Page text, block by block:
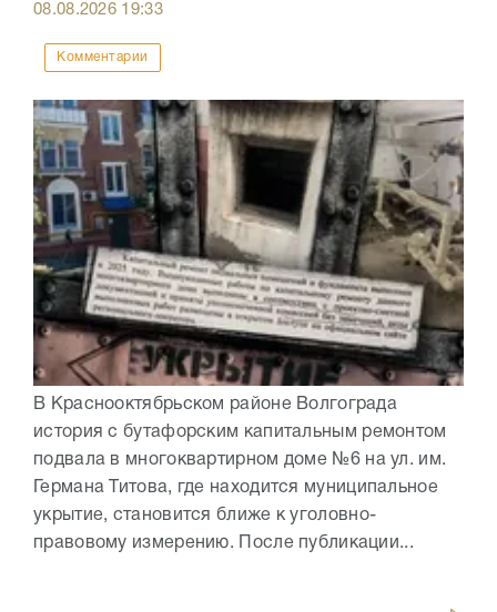
08.08.2026 19:33
Комментарии
В Краснооктябрьском районе Волгограда
история с бутафорским капитальным ремонтом
подвала в многоквартирном доме №6 на ул. им.
Германа Титова, где находится муниципальное
укрытие, становится ближе к уголовно-
правовому измерению. После публикации...